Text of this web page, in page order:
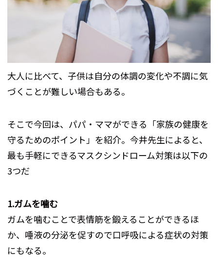
大人に比べて、子供は自分の体調の変化や不調に気
づくことが難しい場合もある。
そこで今回は、パパ・ママができる「家族の健康を
守るためのポイント」を紹介。今井先生によると、
最も手軽にできるマスクシンドローム対策は以下の
3つだ
1.ガムを噛む
ガムを噛むことで表情筋を鍛えることができるほ
か、唾液の分泌を促すので口呼吸による症状の対策
にもなる。